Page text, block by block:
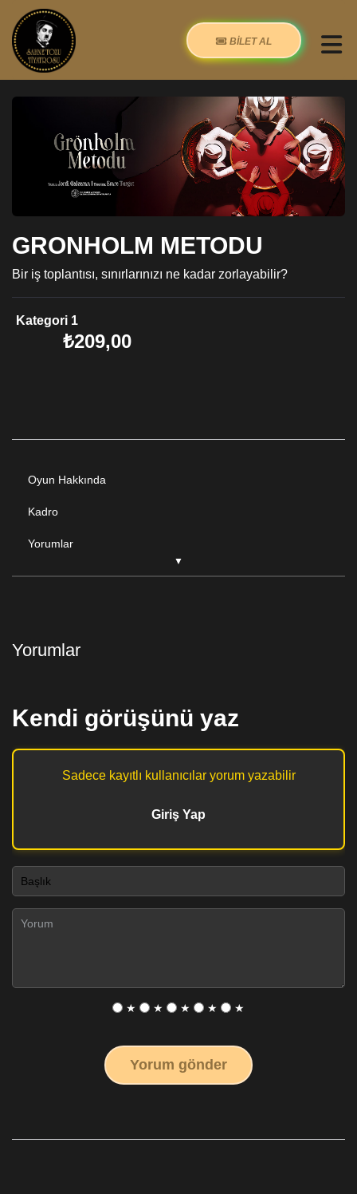
BİLET AL
GRONHOLM METODU
Bir iş toplantısı, sınırlarınızı ne kadar zorlayabilir?
Kategori 1
₺209,00
Oyun Hakkında
Kadro
Yorumlar
Yorumlar
Kendi görüşünü yaz
Sadece kayıtlı kullanıcılar yorum yazabilir
Giriş Yap
★ ★ ★ ★ ★
Yorum gönder